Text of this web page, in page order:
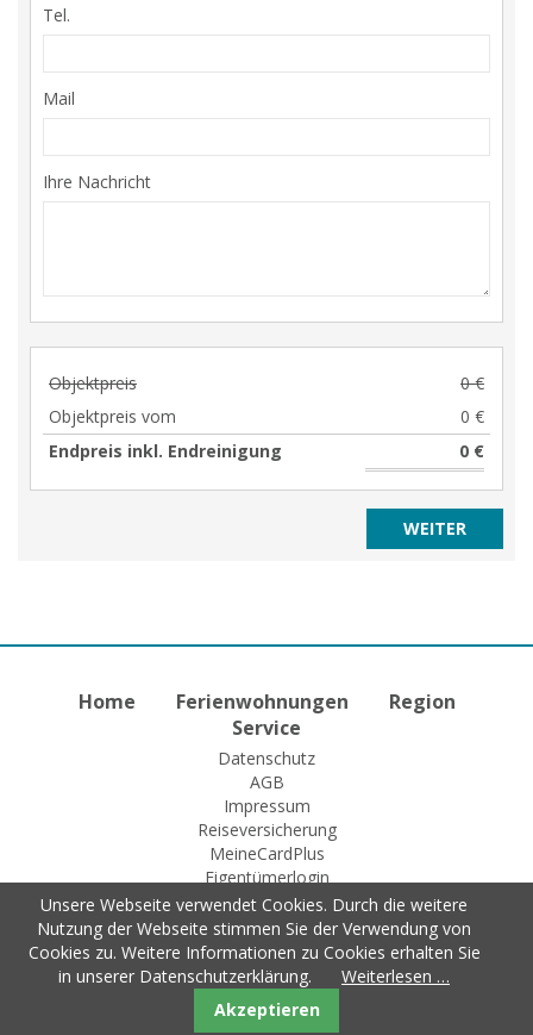
Tel.
Mail
Ihre Nachricht
Objektpreis
0 €
Objektpreis vom
0 €
Endpreis inkl. Endreinigung
0 €
Home Ferienwohnungen
Region
Service
Datenschutz
AGB
Impressum
Reiseversicherung
MeineCardPlus
Eigentümerlogin
© 2015 Fewo-Zentrale Willingen
Unsere Webseite verwendet Cookies. Durch die weitere
Nutzung der Webseite stimmen Sie der Verwendung von
Cookies zu. Weitere Informationen zu Cookies erhalten Sie
in unserer Datenschutzerklärung.
Weiterlesen …
Akzeptieren